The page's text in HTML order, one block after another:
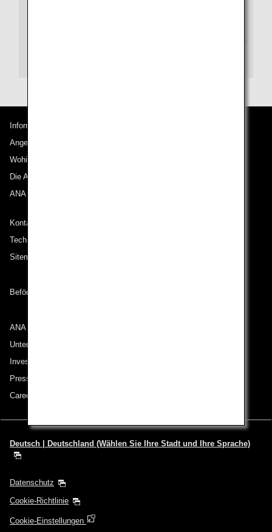
Informationen zu ANA
Angebote und Ankündigungen
Wohin wir reisen
Die ANA Experience
ANA Mileage Club
Kontakt zu ANA
Technische Hilfe (Barrierefreiheit)
Sitemap
Beförderungsbedingungen
ANA Group
Unternehmen der ANA Group
Investor Relations
Pressemeldungen
Careers (English Only)
Deutsch | Deutschland (Wählen Sie Ihre Stadt und Ihre Sprache)
Datenschutz
Cookie-Richtlinie
Cookie-Einstellungen